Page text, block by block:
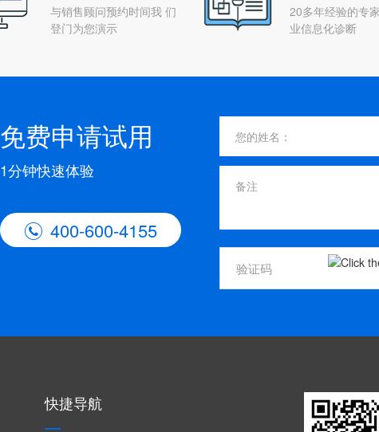
与销售顾问预约时间我 们
登门为您演示
20多年经验的专
业信息化诊断
免费申请试用
1分钟快速体验
 400-600-4155
快捷导航